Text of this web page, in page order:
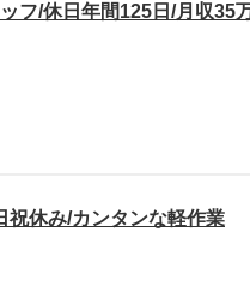
フ/休日年間125日/月収35
祝休み/カンタンな軽作業